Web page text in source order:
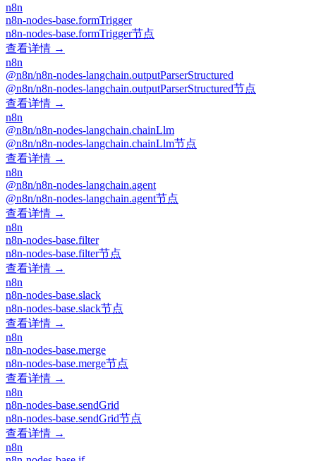
n8n
n8n-nodes-base.formTrigger
n8n-nodes-base.formTrigger节点
查看详情 →
n8n
@n8n/n8n-nodes-langchain.outputParserStructured
@n8n/n8n-nodes-langchain.outputParserStructured节点
查看详情 →
n8n
@n8n/n8n-nodes-langchain.chainLlm
@n8n/n8n-nodes-langchain.chainLlm节点
查看详情 →
n8n
@n8n/n8n-nodes-langchain.agent
@n8n/n8n-nodes-langchain.agent节点
查看详情 →
n8n
n8n-nodes-base.filter
n8n-nodes-base.filter节点
查看详情 →
n8n
n8n-nodes-base.slack
n8n-nodes-base.slack节点
查看详情 →
n8n
n8n-nodes-base.merge
n8n-nodes-base.merge节点
查看详情 →
n8n
n8n-nodes-base.sendGrid
n8n-nodes-base.sendGrid节点
查看详情 →
n8n